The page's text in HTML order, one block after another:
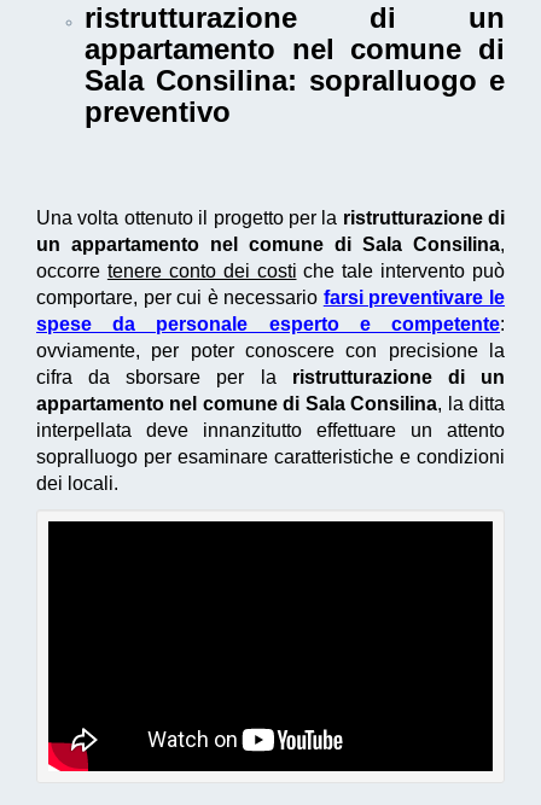
ristrutturazione di un
appartamento nel comune di
Sala Consilina: sopralluogo e
preventivo
Una volta ottenuto il progetto per la ristrutturazione di
un appartamento nel comune di Sala Consilina,
occorre tenere conto dei costi che tale intervento può
comportare, per cui è necessario farsi preventivare le
spese da personale esperto e competente:
ovviamente, per poter conoscere con precisione la
cifra da sborsare per la ristrutturazione di un
appartamento nel comune di Sala Consilina, la ditta
interpellata deve innanzitutto effettuare un attento
sopralluogo per esaminare caratteristiche e condizioni
dei locali.